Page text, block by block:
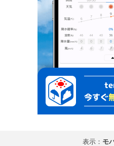
表示： モ